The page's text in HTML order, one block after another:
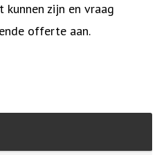
zijn en vraag
offerte aan.